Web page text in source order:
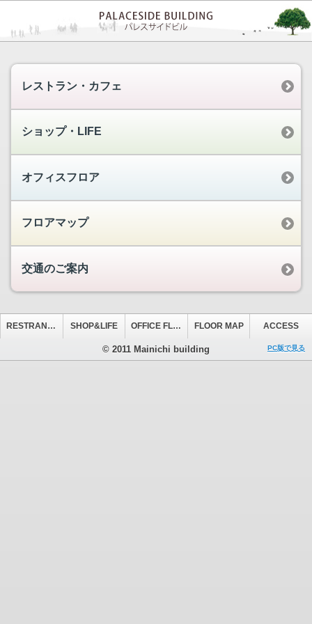
レストラン・カフェ
ショップ・LIFE
オフィスフロア
フロアマップ
交通のご案内
RESTRANT&CAFE SHOP&LIFE OFFICE FLOOR FLOOR MAP ACCESS
© 2011 Mainichi building PC版で見る